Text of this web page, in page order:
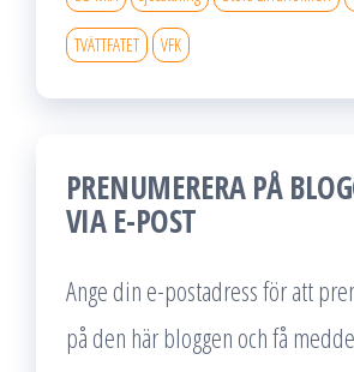
TVÄTTFATET VFK
PRENUMERERA PÅ
VIA E-POST
Ange din e-postadress för att
på den här bloggen och få